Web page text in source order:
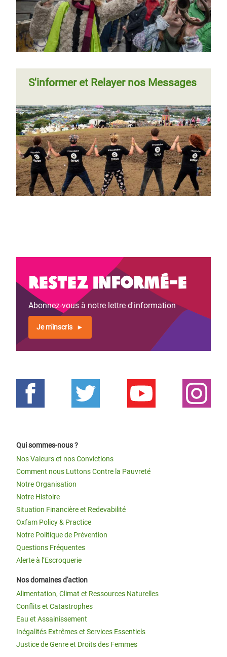
S'informer et Relayer nos Messages
Restez informé-e
Abonnez-vous à notre lettre d'information
Je m'inscris
Qui sommes-nous ?
Nos Valeurs et nos Convictions
Comment nous Luttons Contre la Pauvreté
Notre Organisation
Notre Histoire
Situation Financière et Redevabilité
Oxfam Policy & Practice
Notre Politique de Prévention
Questions Fréquentes
Alerte à l’Escroquerie
Nos domaines d'action
Alimentation, Climat et Ressources Naturelles
Conflits et Catastrophes
Eau et Assainissement
Inégalités Extrêmes et Services Essentiels
Justice de Genre et Droits des Femmes